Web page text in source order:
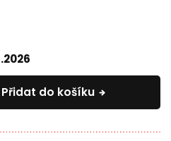
Přidat do košíku